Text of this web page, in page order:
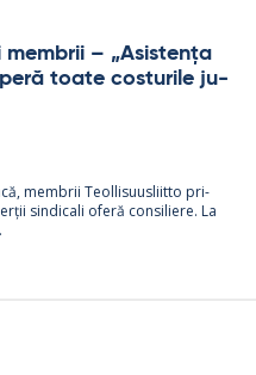
– „Asis­tența
toate cos­tu­rile ju­
mem­brii Teol­li­suus­liitto pri­
sin­dicali oferă con­si­liere. La